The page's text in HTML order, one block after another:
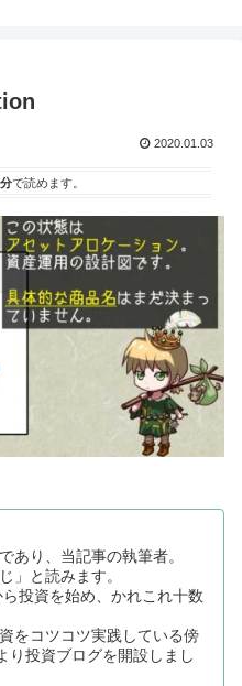
2020.01.03
で読めます。
あり、当記事の執筆者。
」と読みます。
投資を始め、かれこれ十数
をコツコツ実践している傍
り投資ブログを開設しまし